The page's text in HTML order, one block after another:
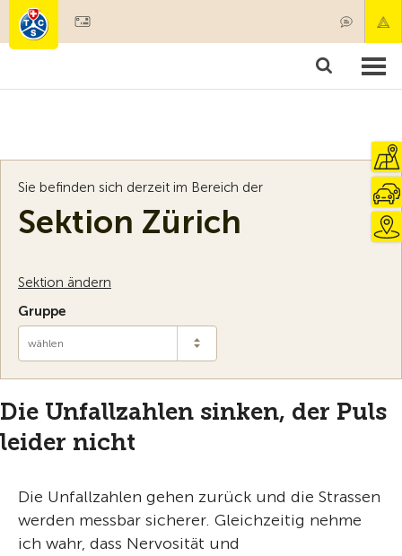
Mitgliedschaft & Leistungen
Sie befinden sich derzeit im Bereich der
Sektion Zürich
Sektion ändern
Gruppe
wählen
Die Unfallzahlen sinken, der Puls
leider nicht
Die Unfallzahlen gehen zurück und die Strassen
werden messbar sicherer. Gleichzeitig nehme
ich wahr, dass Nervosität und